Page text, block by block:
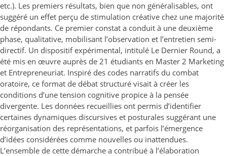
etc.). Les premiers résultats, bien que non généralisables, ont
suggéré un effet perçu de stimulation créative chez une majorité
de répondants. Ce premier constat a conduit à une deuxième
phase, qualitative, mobilisant l’observation et l’entretien semi-
directif. Un dispositif expérimental, intitulé Le Dernier Round, a
été mis en œuvre auprès de 21 étudiants en Master 2 Marketing
et Entrepreneuriat. Inspiré des codes narratifs du combat
oratoire, ce format de débat structuré visait à créer les
conditions d’une tension cognitive propice à la pensée
divergente. Les données recueillies ont permis d’identifier
certaines dynamiques discursives et posturales suggérant une
réorganisation des représentations, et parfois l’émergence
d’idées considérées comme nouvelles ou inattendues.
L’ensemble de cette démarche a contribué à l’élaboration